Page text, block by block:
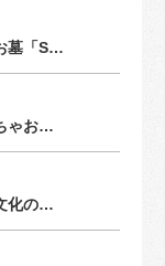
墓「S…
ゃお…
化の…